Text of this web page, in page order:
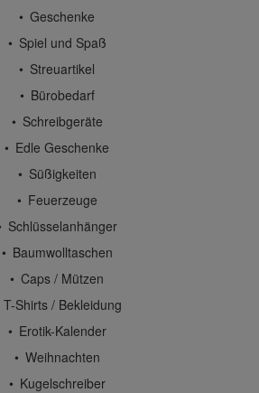
Geschenke
Spiel und Spaß
Streuartikel
Bürobedarf
Schreibgeräte
Edle Geschenke
Süßigkeiten
Feuerzeuge
Schlüsselanhänger
Baumwolltaschen
Caps / Mützen
T-Shirts / Bekleidung
Erotik-Kalender
Weihnachten
Kugelschreiber